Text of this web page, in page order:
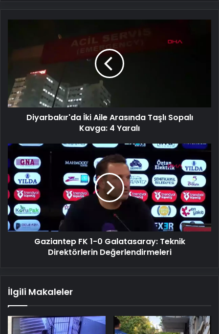
Kavga:
4
Yaralı
Diyarbakır'da İki Aile Arasında Taşlı Sopalı
Kavga: 4 Yaralı
Gaziantep
FK
1-
0
Galatasaray:
Teknik
Direktörlerin
Değerlendirmeleri
Gaziantep FK 1-0 Galatasaray: Teknik
Direktörlerin Değerlendirmeleri
İlgili Makaleler